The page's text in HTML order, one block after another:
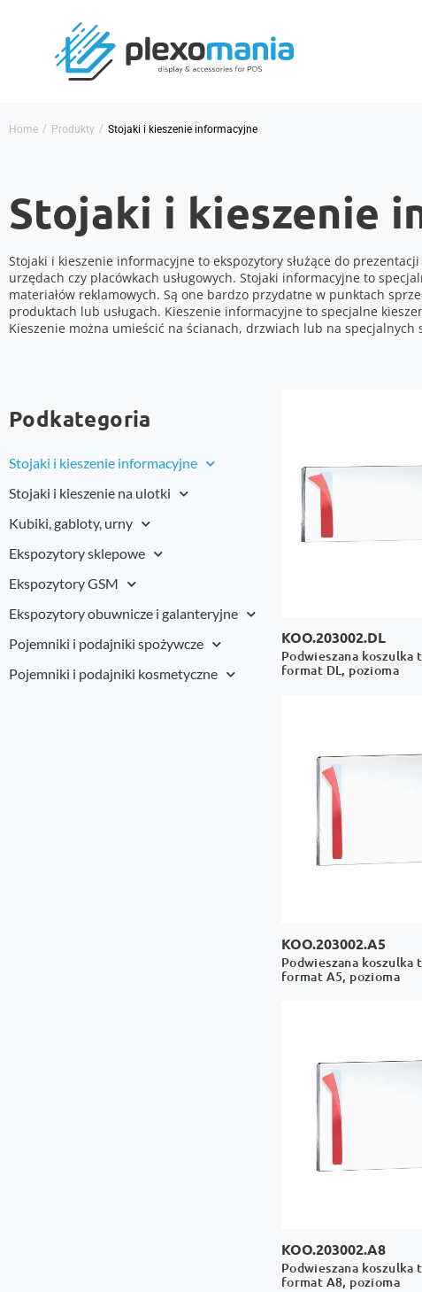
Home / Produkty / Stojaki i kieszenie informacyjne
Stojaki i kieszenie
Stojaki i kieszenie informacyjne to ekspozytory służące do
urzędach czy placówkach usługowych. Stojaki informacyjne to
materiałów reklamowych. Są one bardzo przydatne w punktach
produktach lub usługach. Kieszenie informacyjne to specjalne
Kieszenie można umieścić na ścianach, drzwiach lub na
Podkategoria
Stojaki i kieszenie informacyjne
Stojaki i kieszenie na ulotki
Kubiki, gabloty, urny
Ekspozytory sklepowe
Ekspozytory GSM
Ekspozytory obuwnicze i galanteryjne
Pojemniki i podajniki spożywcze
Pojemniki i podajniki kosmetyczne
KOO.203002.DL
Podwieszana koszulka
format DL, pozioma
KOO.203002.A5
Podwieszana koszulka
format A5, pozioma
KOO.203002.A8
Podwieszana koszulka
format A8, pozioma